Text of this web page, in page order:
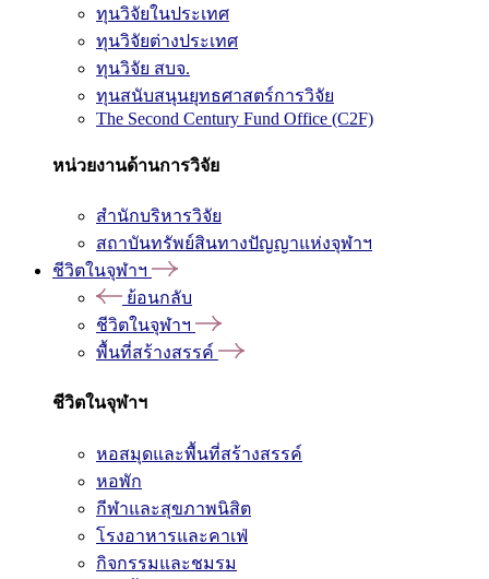
ทุนวิจัยในประเทศ
ทุนวิจัยต่างประเทศ
ทุนวิจัย สบจ.
ทุนสนับสนุนยุทธศาสตร์การวิจัย
The Second Century Fund Office (C2F)
หน่วยงานด้านการวิจัย
สำนักบริหารวิจัย
สถาบันทรัพย์สินทางปัญญาแห่งจุฬาฯ
ชีวิตในจุฬาฯ
ย้อนกลับ
ชีวิตในจุฬาฯ
พื้นที่สร้างสรรค์
ชีวิตในจุฬาฯ
หอสมุดและพื้นที่สร้างสรรค์
หอพัก
กีฬาและสุขภาพนิสิต
โรงอาหารและคาเฟ่
กิจกรรมและชมรม